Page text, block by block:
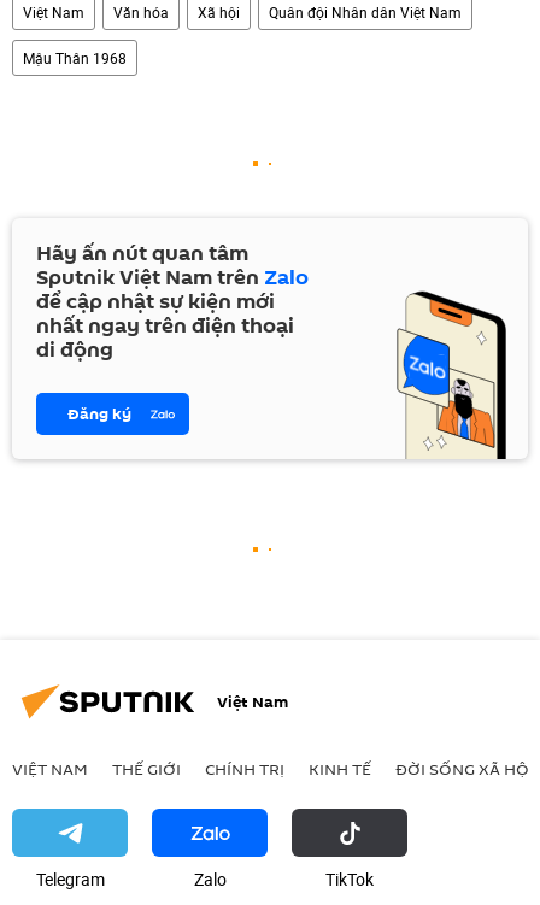
Việt Nam Văn hóa Xã hội Quân đội Nhân dân Việt Nam
Mậu Thân 1968
Hãy ấn nút quan tâm
Sputnik Việt Nam trên Zalo
để cập nhật sự kiện mới
nhất ngay trên điện thoại
di động
Đăng ký
Việt Nam
VIỆT NAM THẾ GIỚI CHÍNH TRỊ KINH TẾ ĐỜI SỐNG XÃ HỘI
Telegram Zalo ТikТоk